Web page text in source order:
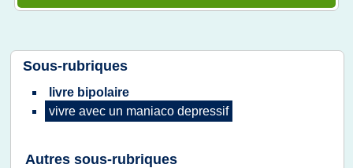
Sous-rubriques
livre bipolaire
vivre avec un maniaco depressif
Autres sous-rubriques